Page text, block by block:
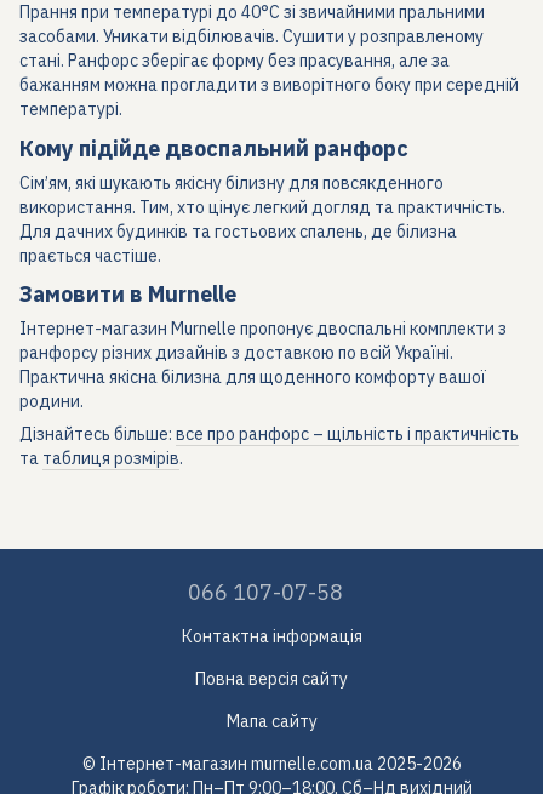
Прання при температурі до 40°C зі звичайними пральними
засобами. Уникати відбілювачів. Сушити у розправленому
стані. Ранфорс зберігає форму без прасування, але за
бажанням можна прогладити з виворітного боку при середній
температурі.
Кому підійде двоспальний ранфорс
Сім’ям, які шукають якісну білизну для повсякденного
використання. Тим, хто цінує легкий догляд та практичність.
Для дачних будинків та гостьових спалень, де білизна
прається частіше.
Замовити в Murnelle
Інтернет-магазин Murnelle пропонує двоспальні комплекти з
ранфорсу різних дизайнів з доставкою по всій Україні.
Практична якісна білизна для щоденного комфорту вашої
родини.
Дізнайтесь більше: все про ранфорс – щільність і практичність
та таблиця розмірів.
066 107-07-58
Контактна інформація
Повна версія сайту
Мапа сайту
© Інтернет-магазин murnelle.com.ua 2025-2026
Графік роботи: Пн–Пт 9:00–18:00, Сб–Нд вихідний